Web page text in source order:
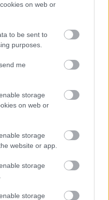
on web or
to be sent to
purposes.
me
storage
on web or
storage
website or app.
storage
storage